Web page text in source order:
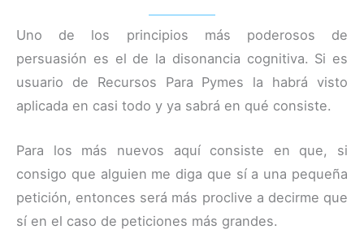
Uno de los principios más poderosos de
persuasión es el de la disonancia cognitiva. Si es
usuario de Recursos Para Pymes la habrá visto
aplicada en casi todo y ya sabrá en qué consiste.
Para los más nuevos aquí consiste en que, si
consigo que alguien me diga que sí a una pequeña
petición, entonces será más proclive a decirme que
sí en el caso de peticiones más grandes.